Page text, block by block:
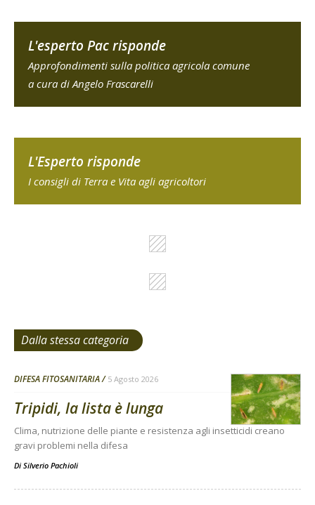
L'esperto Pac risponde
Approfondimenti sulla politica agricola comune
a cura di Angelo Frascarelli
L'Esperto risponde
I consigli di Terra e Vita agli agricoltori
Dalla stessa categoria
DIFESA FITOSANITARIA 5 Agosto 2026
Tripidi, la lista è lunga
Clima, nutrizione delle piante e resistenza agli insetticidi creano
gravi problemi nella difesa
Di Silverio Pachioli